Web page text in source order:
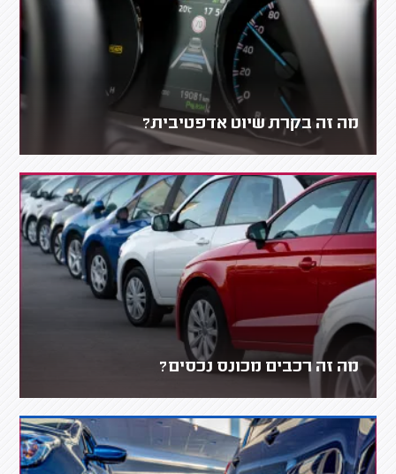
מה זה בקרת שיוט אדפטיבית?
מה זה רכבים מכונס נכסים?